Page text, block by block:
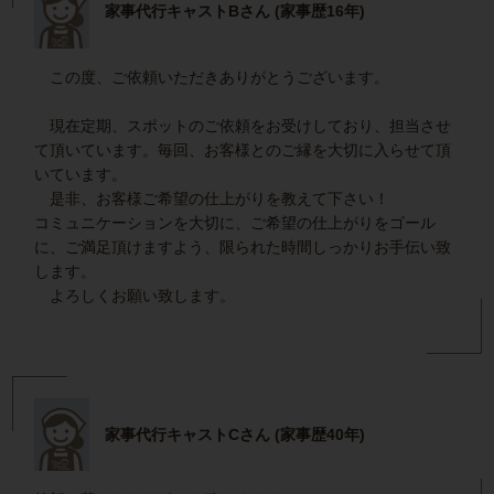
家事代行キャストBさん (家事歴16年)
この度、ご依頼いただきありがとうございます。
現在定期、スポットのご依頼をお受けしており、担当させ
て頂いています。毎回、お客様とのご縁を大切に入らせて頂
いています。
是非、お客様ご希望の仕上がりを教えて下さい！
コミュニケーションを大切に、ご希望の仕上がりをゴール
に、ご満足頂けますよう、限られた時間しっかりお手伝い致
します。
よろしくお願い致します。
家事代行キャストCさん (家事歴40年)